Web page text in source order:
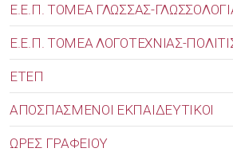
Ε.Ε.Π. ΤΟΜΕΑ ΓΛΩΣΣΑΣ-
Ε.Ε.Π. ΤΟΜΕΑ ΛΟΓΟΤΕΧΝΙΑΣ-
ΕΤΕΠ
ΑΠΟΣΠΑΣΜΕΝΟΙ ΕΚΠΑΙΔΕΥΤΙΚΟΙ
ΩΡΕΣ ΓΡΑΦΕΙΟΥ